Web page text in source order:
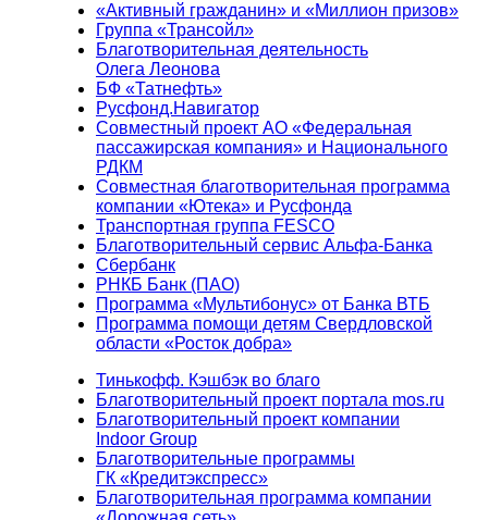
«Активный гражданин» и «Миллион призов»
Группа «Трансойл»
Благотворительная деятельность
Олега Леонова
БФ «Татнефть»
Русфонд.Навигатор
Совместный проект АО «Федеральная
пассажирская компания» и Национального
РДКМ
Совместная благотворительная программа
компании «Ютека» и Русфонда
Транспортная группа FESCO
Благотворительный сервис Альфа-Банка
Сбербанк
РНКБ Банк (ПАО)
Программа «Мультибонус» от Банка ВТБ
Программа помощи детям Свердловской
области «Росток добра»
Тинькофф. Кэшбэк во благо
Благотворительный проект портала mos.ru
Благотворительный проект компании
Indoor Group
Благотворительные программы
ГК «Кредитэкспресс»
Благотворительная программа компании